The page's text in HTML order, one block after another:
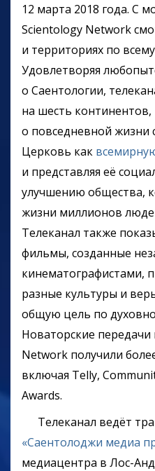
12 марта 2018 года. С
Scientology Network
и территориях по
Удовлетворяя
о Саентологии,
на шесть континентов,
о повседневной жизни
Церковь как
и представляя её
улучшению общества,
жизни миллионов
Телеканал также
фильмы, созданные
кинематографистами,
разные культуры и
общую цель по
Новаторские передачи
Network получили
включая Telly,
Awards.
Телеканал ведёт
«Саентолоджи медиа
медиацентра в Лос-